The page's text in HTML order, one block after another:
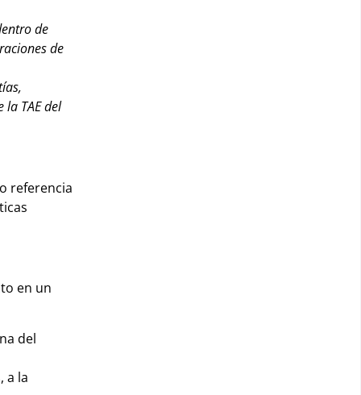
de
de
la TAE del
referencia
en un
del
a la